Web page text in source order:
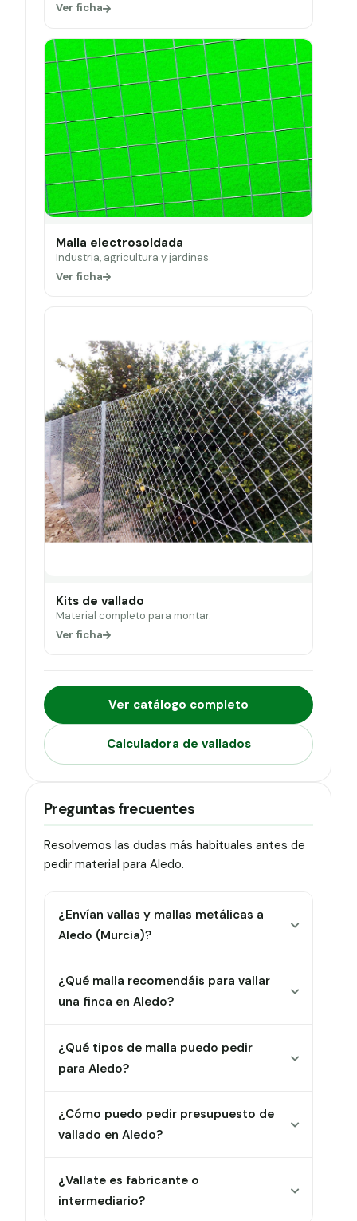
Ver ficha
Malla electrosoldada
Industria, agricultura y jardines.
Ver ficha
Kits de vallado
Material completo para montar.
Ver ficha
Ver catálogo completo
Calculadora de vallados
Preguntas frecuentes
Resolvemos las dudas más habituales antes de
pedir material para Aledo.
¿Envían vallas y mallas metálicas a
Aledo (Murcia)?
¿Qué malla recomendáis para vallar
una finca en Aledo?
¿Qué tipos de malla puedo pedir
para Aledo?
¿Cómo puedo pedir presupuesto de
vallado en Aledo?
¿Vallate es fabricante o
intermediario?